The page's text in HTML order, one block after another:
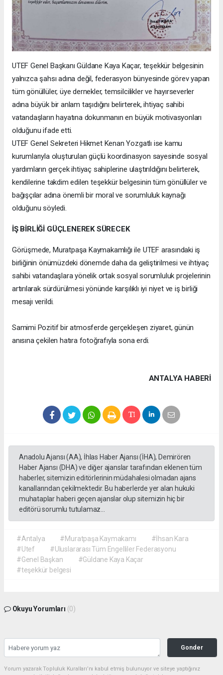
UTEF Genel Başkanı Güldane Kaya Kaçar, teşekkür belgesinin
yalnızca şahsı adına değil, federasyon bünyesinde görev yapan
tüm gönüllüler, üye dernekler, temsilcilikler ve hayırseverler
adına büyük bir anlam taşıdığını belirterek, ihtiyaç sahibi
vatandaşların hayatına dokunmanın en büyük motivasyonları
olduğunu ifade etti.
UTEF Genel Sekreteri Hikmet Kenan Yozgatlı ise kamu
kurumlarıyla oluşturulan güçlü koordinasyon sayesinde sosyal
yardımların gerçek ihtiyaç sahiplerine ulaştırıldığını belirterek,
kendilerine takdim edilen teşekkür belgesinin tüm gönüllüler ve
bağışçılar adına önemli bir moral ve sorumluluk kaynağı
olduğunu söyledi.
İŞ BİRLİĞİ GÜÇLENEREK SÜRECEK
Görüşmede, Muratpaşa Kaymakamlığı ile UTEF arasındaki iş
birliğinin önümüzdeki dönemde daha da geliştirilmesi ve ihtiyaç
sahibi vatandaşlara yönelik ortak sosyal sorumluluk projelerinin
artırılarak sürdürülmesi yönünde karşılıklı iyi niyet ve iş birliği
mesajı verildi.
Samimi Pozitif bir atmosferde gerçekleşen ziyaret, günün
anısına çekilen hatıra fotoğrafıyla sona erdi.
ANTALYA HABERİ
Anadolu Ajansı (AA), İhlas Haber Ajansı (İHA), Demirören
Haber Ajansı (DHA) ve diğer ajanslar tarafından eklenen tüm
haberler, sitemizin editörlerinin müdahalesi olmadan ajans
kanallarından çekilmektedir. Bu haberlerde yer alan hukuki
muhataplar haberi geçen ajanslar olup sitemizin hiç bir
editörü sorumlu tutulamaz...
#Antalya #Muratpaşa Kaymakamı
#İhsan Kara
#Utef
#Uluslararası Tüm Engelliler Federasyonu
#Genel Başkan
#Güldane Kaya Kaçar
#teşekkür belgesi
Okuyu Yorumları (0)
Gonder
Yorum yazarak Topluluk Kuralları’nı kabul etmiş bulunuyor ve siteye yaptığınız